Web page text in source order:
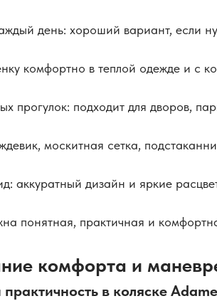
день: хороший вариант, если
комфортно в теплой одежде и с
прогулок: подходит для дворов,
москитная сетка,
аккуратный дизайн и яркие
понятная, практичная и
комфорта и
в коляске